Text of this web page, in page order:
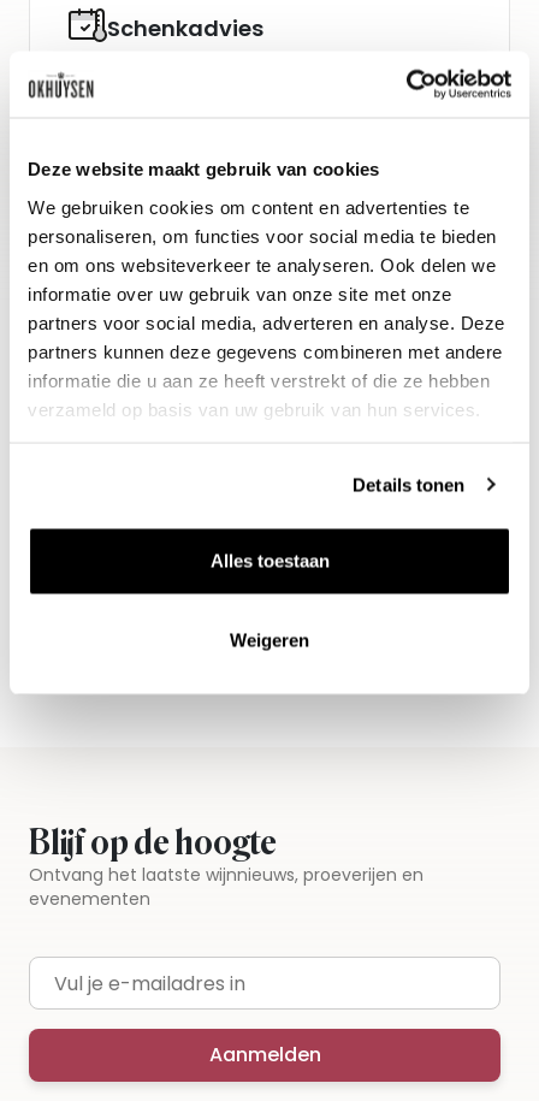
Deze website maakt gebruik van cookies
We gebruiken cookies om content en advertenties te
personaliseren, om functies voor social media te bieden
en om ons websiteverkeer te analyseren. Ook delen we
informatie over uw gebruik van onze site met onze
partners voor social media, adverteren en analyse. Deze
partners kunnen deze gegevens combineren met andere
informatie die u aan ze heeft verstrekt of die ze hebben
verzameld op basis van uw gebruik van hun services.
Details tonen
Alles toestaan
Weigeren
Schenkadvies
Hertenbiefstuk met wildsaus en
champignons.
Nieuws & inspiratie in Vineé Vineuse
Alle wijnen direct van de wijnboer
Gratis thuisbezorgd vanaf €115,00
Iedere wijn per fles te bestellen
Blijf op de hoogte
Ontvang het laatste wijnnieuws, proeverijen en
evenementen
E-mailadres
Aanmelden